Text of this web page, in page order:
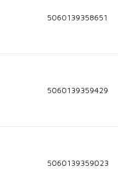
5060139358651
5060139359429
5060139359023